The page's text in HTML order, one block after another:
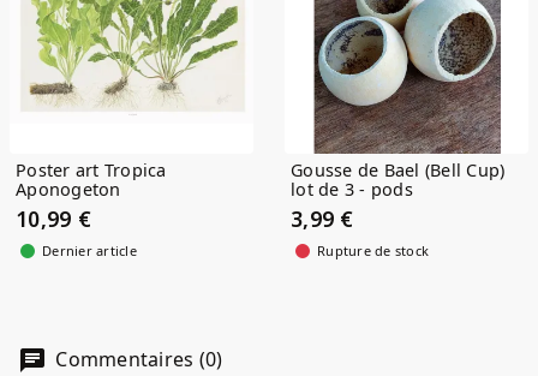
Poster art Tropica
Aponogeton
10,99 €
Dernier article
Gousse de Bael (Bell Cup)
lot de 3 - pods
3,99 €
Rupture de stock
Commentaires (0)